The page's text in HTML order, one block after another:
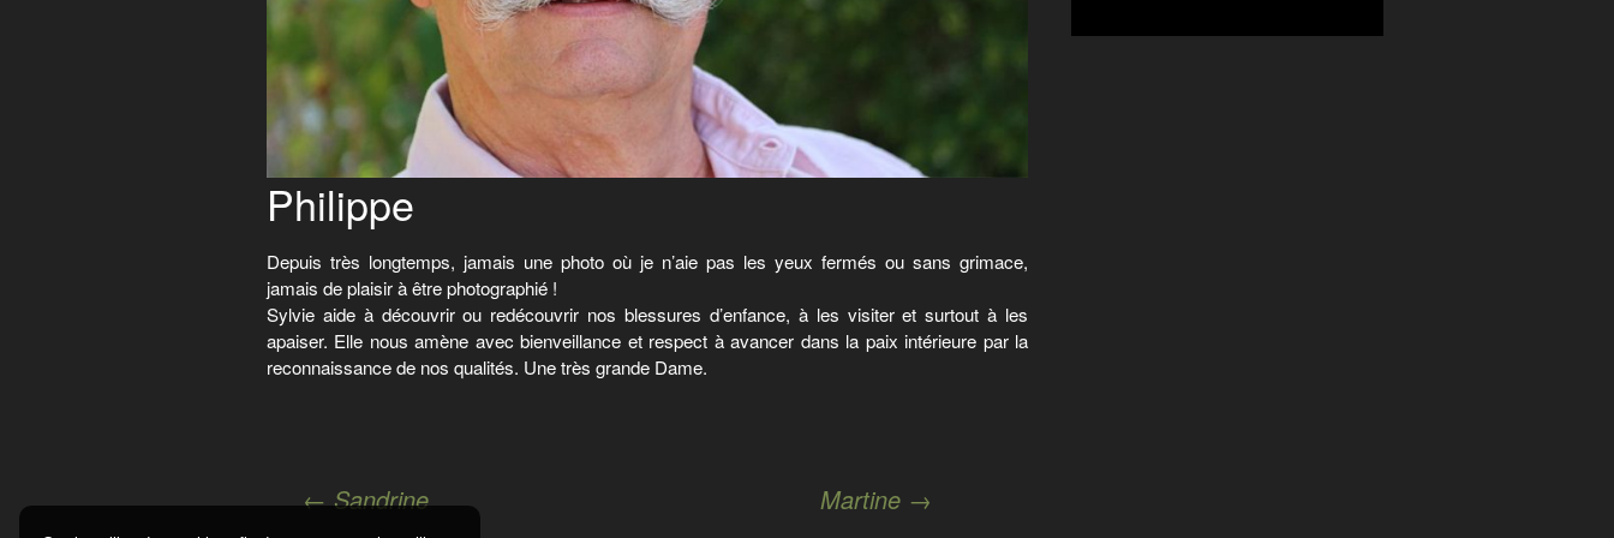
Philippe
Depuis très longtemps, jamais une photo où je n’aie pas les yeux fermés ou sans grimace,
jamais de plaisir à être photographié !
Sylvie aide à découvrir ou redécouvrir nos blessures d’enfance, à les visiter et surtout à les
apaiser. Elle nous amène avec bienveillance et respect à avancer dans la paix intérieure par la
reconnaissance de nos qualités. Une très grande Dame.
Navigation
←Sandrine Martine →